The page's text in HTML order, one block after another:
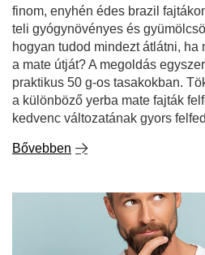
Bővebben